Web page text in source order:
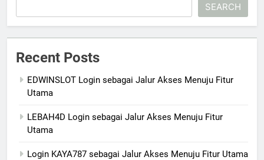
SEARCH
Recent Posts
EDWINSLOT Login sebagai Jalur Akses Menuju Fitur
Utama
LEBAH4D Login sebagai Jalur Akses Menuju Fitur
Utama
Login KAYA787 sebagai Jalur Akses Menuju Fitur Utama